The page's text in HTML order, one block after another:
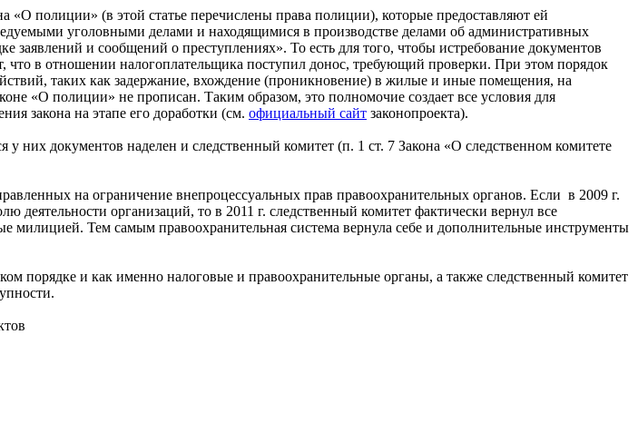
«О полиции» (в этой статье перечислены права полиции), которые предоставляют ей
уголовными делами и находящимися в производстве делами об административных
заявлений и сообщений о преступлениях». То есть для того, чтобы истребование документов
что в отношении налогоплательщика поступил донос, требующий проверки. При этом порядок
таких как задержание, вхождение (проникновение) в жилые и иные помещения, на
«О полиции» не прописан. Таким образом, это полномочие создает все условия для
закона на этапе его доработки (см. официальный сайт законопроекта).
документов наделен и следственный комитет (п. 1 ст. 7 Закона «О следственном комитете
на ограничение внепроцессуальных прав правоохранительных органов. Если в 2009 г.
деятельности организаций, то в 2011 г. следственный комитет фактически вернул все
милицией. Тем самым правоохранительная система вернула себе и дополнительные инструменты
порядке и как именно налоговые и правоохранительные органы, а также следственный комитет